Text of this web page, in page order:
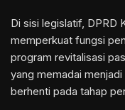
Di sisi legislatif, DPRD
memperkuat fungsi
program revitalisasi
yang memadai
berhenti pada tahap